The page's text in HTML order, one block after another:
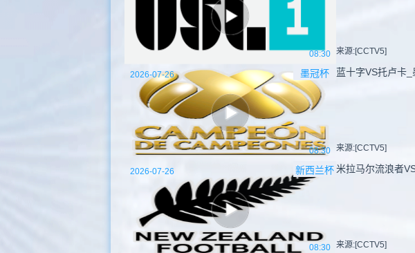
08:30 来源:[CCTV5]
墨冠杯
08:30
2026-07-26 蓝十字VS托卢卡
来源:[CCTV5]
新西兰杯
08:30
2026-07-26 米拉马尔流浪者
来源:[CCTV5]